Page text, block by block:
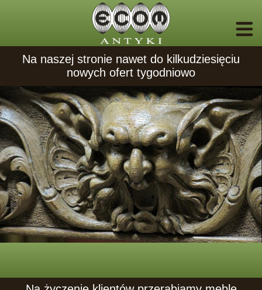
Na naszej stronie nawet do kilkudziesięciu
nowych ofert tygodniowo